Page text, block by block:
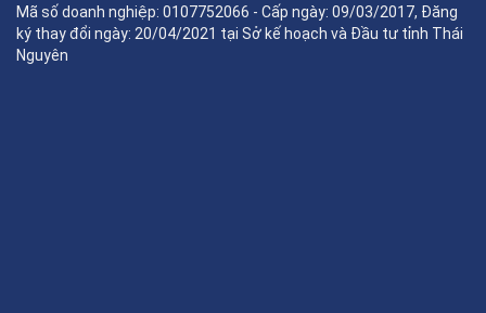
Mã số doanh nghiệp: 0107752066 - Cấp ngày: 09/03/2017, Đăng
ký thay đổi ngày: 20/04/2021 tại Sở kế hoạch và Đầu tư tỉnh Thái
Nguyên